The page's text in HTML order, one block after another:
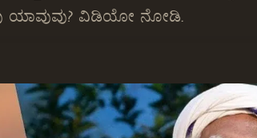
ಯಾವುವು? ವಿಡಿಯೋ ನೋಡಿ.